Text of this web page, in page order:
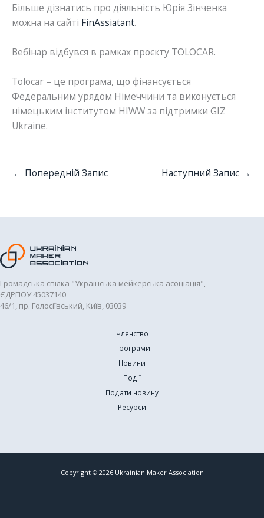
Більше дізнатись про діяльність Юрія Зінченка
можна на сайті FinAssiatant.
Вебінар відбувся в рамках проєкту TOLOCAR.
Tolocar – це програма, що фінансується
Федеральним урядом Німеччини та виконується
німецьким інститутом HIWW за підтримки GIZ
Ukraine.
← Попередній Запис Наступний Запис →
Громадська спілка "Українська мейкерська асоціація",
ЄДРПОУ 45037140
46/1, пр. Голосіївський, Київ, 03039
Членство
Програми
Новини
Події
Подати новину
Ресурси
Copyright © 2026 Ukrainian Maker Association